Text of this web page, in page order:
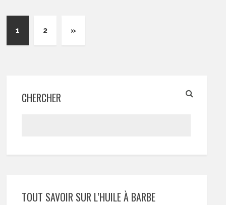
1 2 »
CHERCHER
TOUT SAVOIR SUR L’HUILE À BARBE